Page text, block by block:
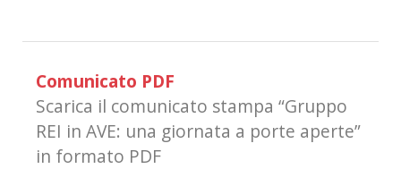
Comunicato PDF
Scarica il comunicato stampa “Gruppo
REI in AVE: una giornata a porte aperte”
in formato PDF